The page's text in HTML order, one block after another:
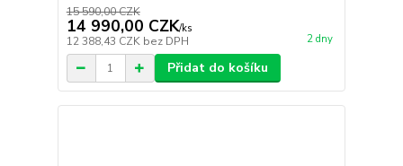
15 590,00 CZK
14 990,00 CZK/ks
12 388,43 CZK bez DPH 2 dny
Přidat do košíku